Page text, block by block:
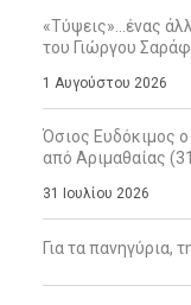
«Τύψεις»…ένας
του Γιώργου
1 Αυγούστου 2026
Όσιος Ευδόκιμος
από Αριμαθαίας
31 Ιουλίου 2026
Για τα πανηγύρια,